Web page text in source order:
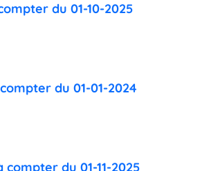
du 01-10-2025
du 01-01-2024
compter du 01-11-2025